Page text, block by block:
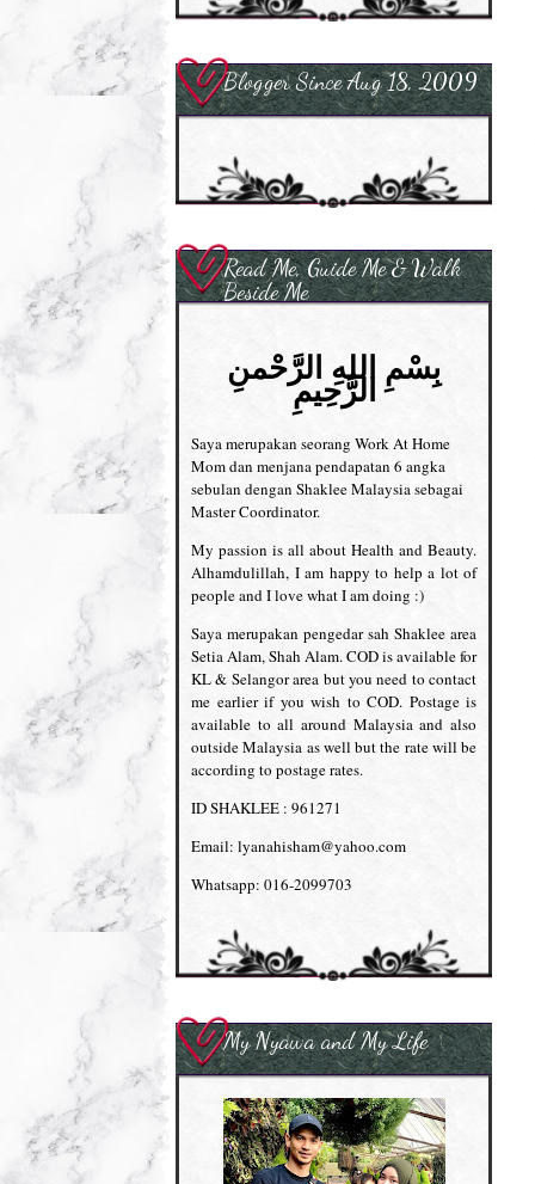
Blogger Since Aug 18, 2009
Read Me, Guide Me & Walk
Beside Me
بِسْمِ اللهِ الرَّحْمنِ
الرَّحِيمِ
Saya merupakan seorang Work At Home
Mom dan menjana pendapatan 6 angka
sebulan dengan Shaklee Malaysia sebagai
Master Coordinator.
My passion is all about Health and Beauty.
Alhamdulillah, I am happy to help a lot of
people and I love what I am doing :)
Saya merupakan pengedar sah Shaklee area
Setia Alam, Shah Alam. COD is available for
KL & Selangor area but you need to contact
me earlier if you wish to COD. Postage is
available to all around Malaysia and also
outside Malaysia as well but the rate will be
according to postage rates.
ID SHAKLEE : 961271
Email: lyanahisham@yahoo.com
Whatsapp: 016-2099703
My Nyawa and My Life